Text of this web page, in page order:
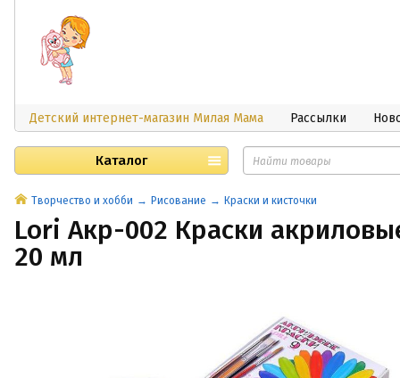
Детский интернет-магазин Милая Мама Рассылки
Каталог
Творчество и хобби Рисование Краски и кисточки
Lori Акр-002 Краски
20 мл